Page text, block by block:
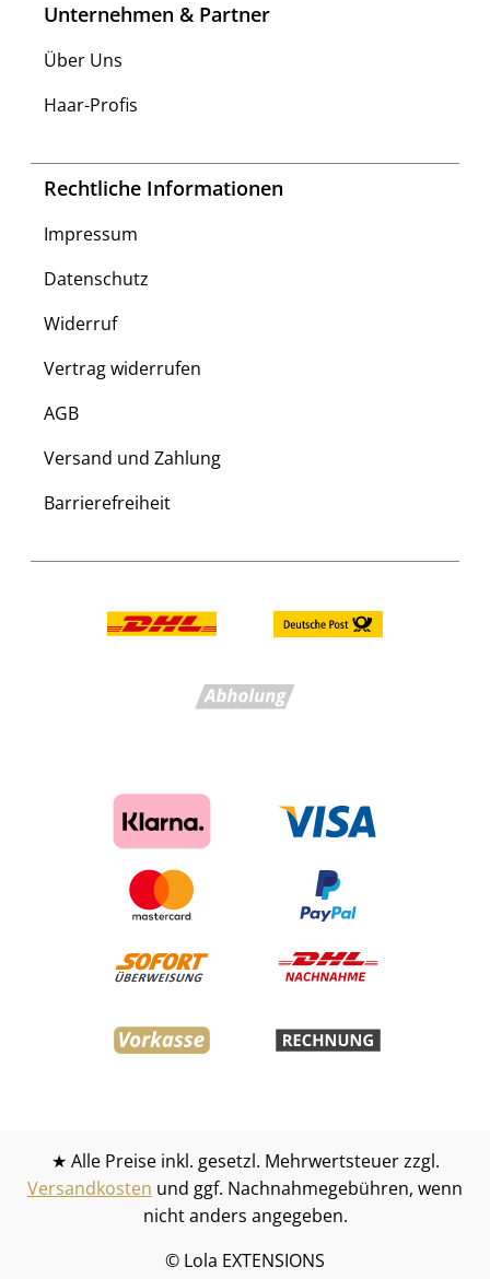
Unternehmen & Partner
Über Uns
Haar-Profis
Rechtliche Informationen
Impressum
Datenschutz
Widerruf
Vertrag widerrufen
AGB
Versand und Zahlung
Barrierefreiheit
★ Alle Preise inkl. gesetzl. Mehrwertsteuer zzgl.
Versandkosten und ggf. Nachnahmegebühren, wenn
nicht anders angegeben.
© Lola EXTENSIONS